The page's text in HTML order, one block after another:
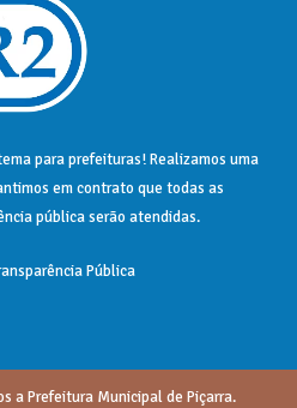
para prefeituras! Realizamos uma
em contrato que todas as
públicaserão atendidas.
Pública
a Prefeitura Municipal de Piçarra.